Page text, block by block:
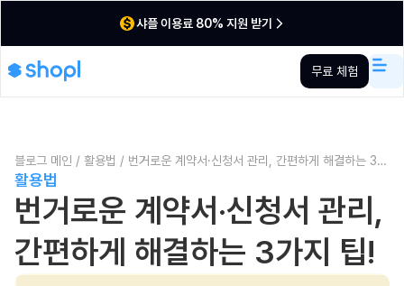
샤플 이용료 80% 지원 받기
무료 체험
블로그 메인 / 활용법 / 번거로운 계약서·신청서 관리, 간편하게 해결하는 3가
활용법
번거로운 계약서·신청서 관리,
간편하게 해결하는 3가지 팁!